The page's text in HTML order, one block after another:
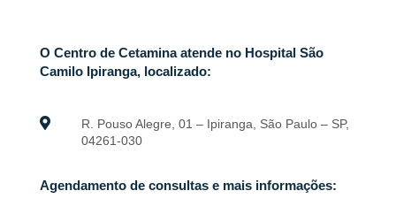
O Centro de Cetamina atende no Hospital São
Camilo Ipiranga, localizado:

R. Pouso Alegre, 01 – Ipiranga, São Paulo – SP,
04261-030
Agendamento de consultas e mais informações: